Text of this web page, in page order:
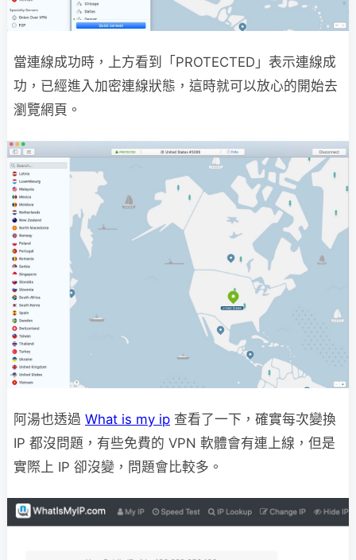
當連線成功時，上方看到「PROTECTED」表示連線成
功，已經進入加密連線狀態，這時就可以放心的開始去
瀏覽網頁。
阿湯也透過 What is my ip 查看了一下，確實每次變換
IP 都沒問題，有些免費的 VPN 軟體會有連上線，但是
實際上 IP 卻沒變，問題會比較多。